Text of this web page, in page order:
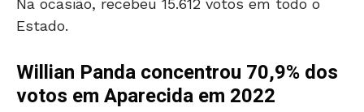
Na ocasião, recebeu 15.612 votos em todo o
Estado.
Willian Panda concentrou 70,9% dos
votos em Aparecida em 2022